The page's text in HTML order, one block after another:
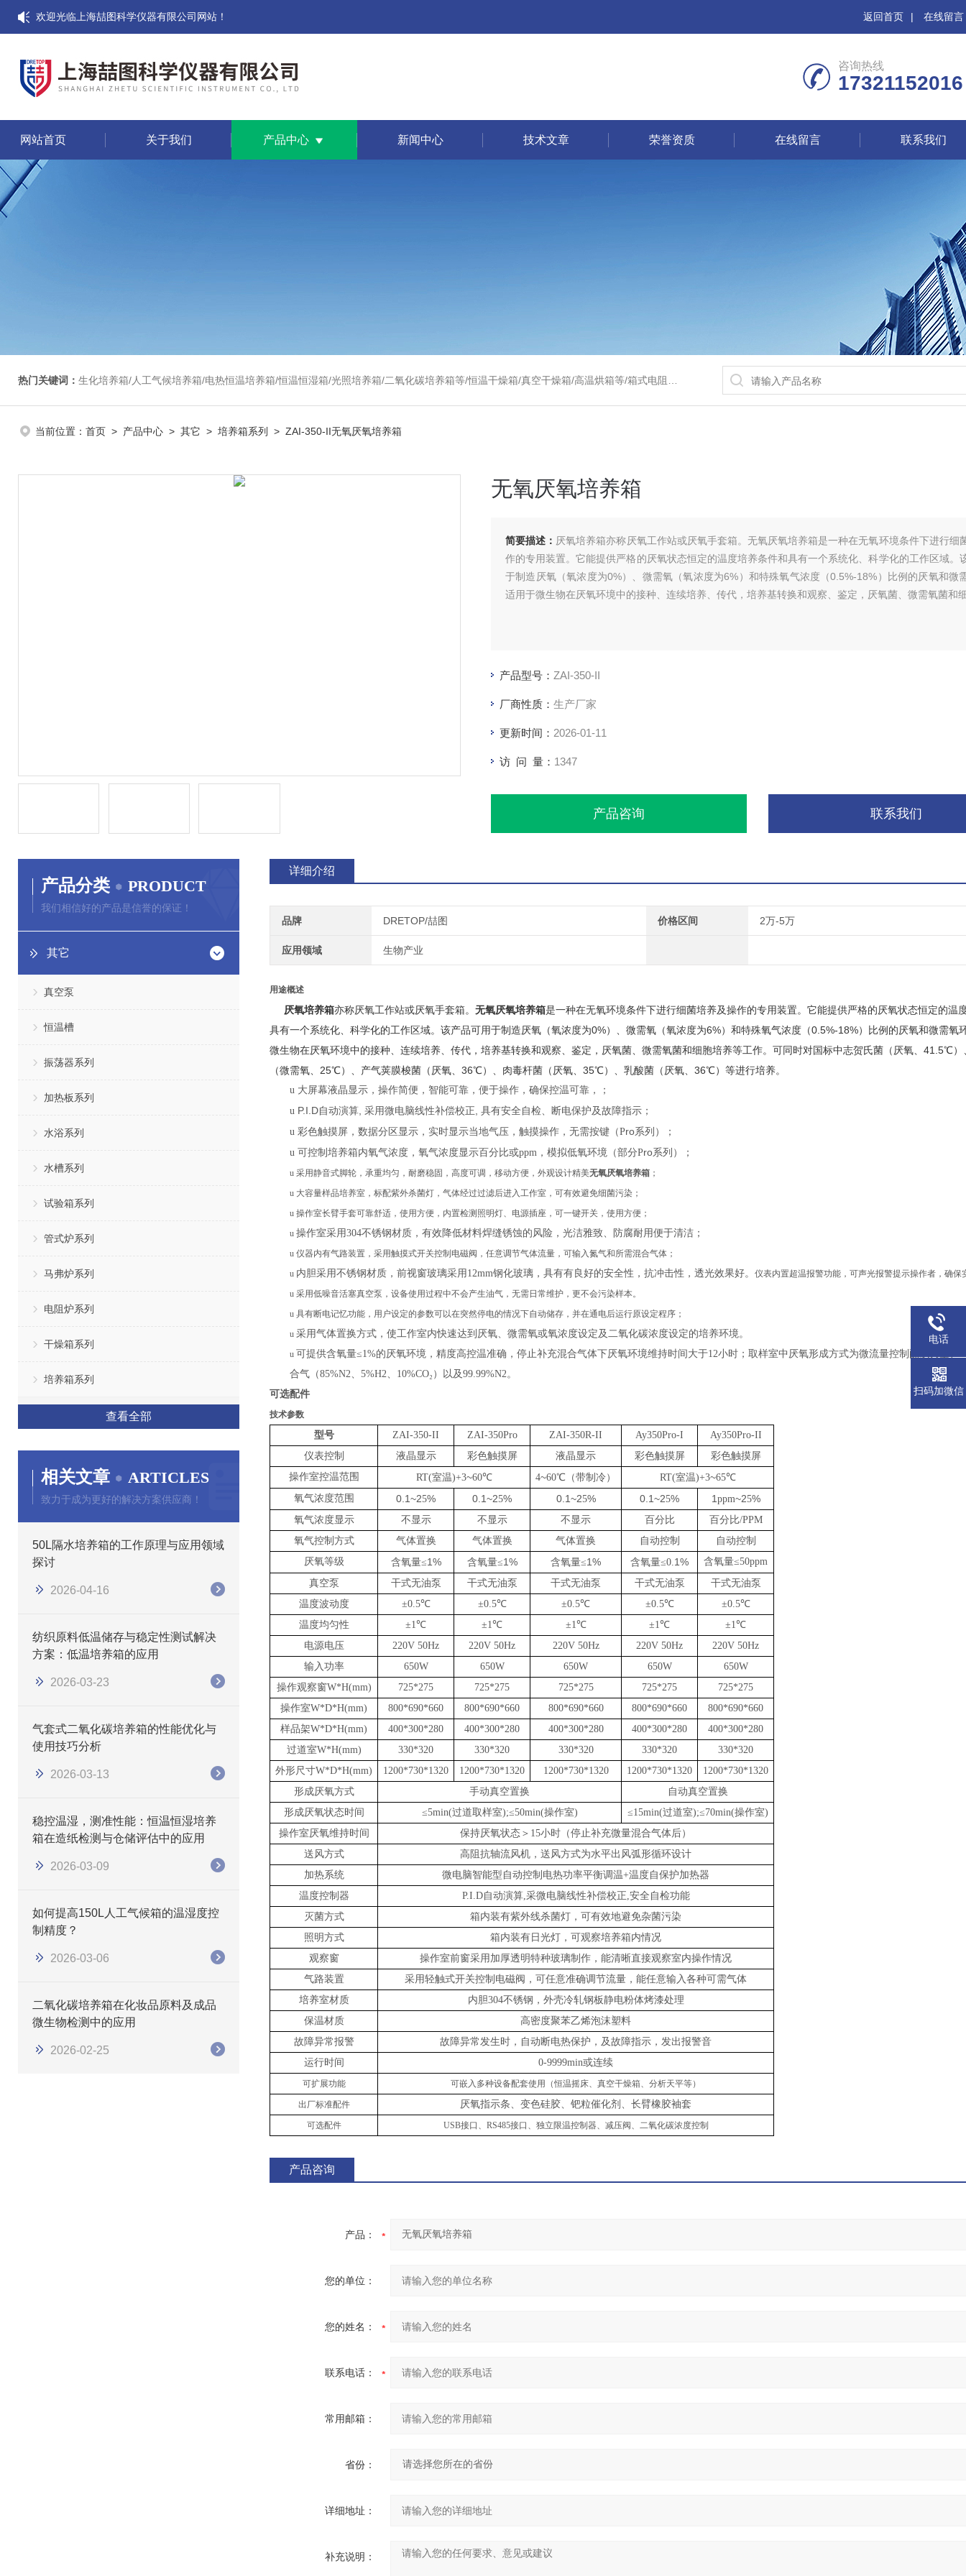
欢迎光临上海喆图科学仪器有限公司网站！ 返回首页 | 在线留言
咨询热线
17321152016
网站首页 关于我们 产品中心 新闻中心 技术文章 荣誉资质 在线留言 联系我们
热门关键词： 生化培养箱/人工气候培养箱/电热恒温培养箱/恒温恒湿箱/光照培养箱/二氧化碳培养箱等/恒温干燥箱/真空干燥箱/高温烘箱等/箱式电阻炉/陶瓷纤维马弗炉/高温马弗炉/管式炉/气氛炉/试验箱/摇床/振荡器/水槽/水浴锅等
当前位置： 首页 > 产品中心 > 其它 > 培养箱系列 > ZAI-350-II无氧厌氧培养箱
无氧厌氧培养箱
简要描述： 厌氧培养箱亦称厌氧工作站或厌氧手套箱。无氧厌氧培养箱是一种在无氧环境条件下进行细
作的专用装置。它能提供严格的厌氧状态恒定的温度培养条件和具有一个系统化、科学化的工作区域。
于制造厌氧（氧浓度为0%）、微需氧（氧浓度为6%）和特殊氧气浓度（0.5%-18%）比例的厌氧和微
适用于微生物在厌氧环境中的接种、连续培养、传代，培养基转换和观察、鉴定，厌氧菌、微需氧菌和
产品型号： ZAI-350-II
厂商性质： 生产厂家
更新时间： 2026-01-11
访 问 量： 1347
产品咨询 联系我们
产品分类 PRODUCT
我们相信好的产品是信誉的保证！
其它
真空泵
恒温槽
振荡器系列
加热板系列
水浴系列
水槽系列
试验箱系列
管式炉系列
马弗炉系列
电阻炉系列
干燥箱系列
培养箱系列
查看全部
相关文章 ARTICLES
致力于成为更好的解决方案供应商！
50L隔水培养箱的工作原理与应用领域
探讨
2026-04-16
纺织原料低温储存与稳定性测试解决
方案：低温培养箱的应用
2026-03-23
气套式二氧化碳培养箱的性能优化与
使用技巧分析
2026-03-13
稳控温湿，测准性能：恒温恒湿培养
箱在造纸检测与仓储评估中的应用
2026-03-09
如何提高150L人工气候箱的温湿度控
制精度？
2026-03-06
二氧化碳培养箱在化妆品原料及成品
微生物检测中的应用
2026-02-25
详细介绍
品牌 DRETOP/喆图 价格区间 2万-5万
应用领域 生物产业
用途概述
厌氧培养箱亦称厌氧工作站或厌氧手套箱。 无氧厌氧培养箱是一种在无氧环境条件下进行细菌培养及操作的专用装置。它能提供严格的厌氧状态恒定的温
具有一个系统化、科学化的工作区域。该产品可用于制造厌氧（氧浓度为0%）、微需氧（氧浓度为6%）和特殊氧气浓度（0.5%-18%）比例的厌氧和微需氧
微生物在厌氧环境中的接种、连续培养、传代，培养基转换和观察、鉴定，厌氧菌、微需氧菌和细胞培养等工作。可同时对国标中志贺氏菌（厌氧、41.5℃）
（微需氧、25℃）、产气荚膜梭菌（厌氧、36℃）、肉毒杆菌（厌氧、35℃）、乳酸菌（厌氧、36℃）等进行培养。
u 大屏幕液晶显示 ， 操作简便 ， 智能可靠 ， 便于操作 ， 确保控温可靠，
；
u P.I.D自动演算 采用微电脑线性补偿校正 具有安全自检、 断电保护及故障指示 ；
u 彩色触摸屏 ，数据分区显示 ，实时显示当地气压，触摸操作，无需按键 （Pro系列 ）
；
u 可控制 培养箱内氧气浓度， 氧气浓度显示百分比或ppm ， 模拟低氧环境 （部分Pro系列 ） ；
u 采用静音式脚轮，承重均匀，耐磨稳固，高度可调，移动方便，外观设计精美无氧厌氧培养箱 ；
u 大容量样品培养室 ， 标配紫外杀菌灯 ， 气体经过过滤后进入工作室 ， 可有效避免细菌污染；
u 操作室长臂手套可靠舒适，使用方便，内置检测照明灯、 电源插座，可一键开关，使用方便；
u 操作室采用304不锈钢材质，有效降低材料焊缝锈蚀的风险，光洁雅致、防腐耐用便于清洁；
u 仪器内有气路装置，采用触摸式开关控制电磁阀，任意调节气体流量，可输入氮气和所需混合气体；
u 内胆采用不锈钢材质，前视窗玻璃采用 12mm钢化玻璃，具有有良好的安全性，抗冲击性，透光效果好。 仪表内置超温报警功能，可声光报警提示操作者， 确保
u 采用低噪音活塞真空泵，设备使用过程中不会产生油气，无需日常维护，更不会污染样本。
u 具有断电记忆功能，用户设定的参数可以在突然停电的情况下自动储存，并在通电后运行原设定程序；
u 采用气体置换方式，使工作室内快速达到厌氧、微需氧或氧浓度设定及二氧化碳浓度设定的培养环境。
u 可提供含氧量≤1%的厌氧环境，精度高控温准确，停止补充混合气体下厌氧环境维持时间大于12小时； 取样室中厌氧形成方式为微流量控制配以真空、
合气（85%N2、5%H2、10%CO₂）以及99.99%N2。
可选配件
技术参数
型号 ZAI-350-II ZAI-350Pro ZAI-350R-II Ay350Pro-I Ay350Pro-II
仪表控制
液晶显示 彩色触摸屏 液晶显示 彩色触摸屏
彩色触摸屏
操作室控温范围 RT(室温)+3~60℃ 4~60℃ （带制冷） RT(室温)+3~65℃
氧气浓度范围
0.1~25% 0.1~25% 0.1~25% 0.1~25% 1 ppm~25%
氧气浓度显示 不显示 不显示 不显示 百分比 百分比/PPM
氧气控制方式
气体置换 气体置换 气体置换 自动控制
自动控制
厌氧等级
含氧量≤1% 含氧量≤1% 含氧量≤1% 含氧量≤0.1% 含氧量≤50ppm
真空泵
干式无油泵 干式无油泵 干式无油泵 干式无油泵
干式无油泵
温度波动度
±0.5℃ ±0.5℃ ±0.5℃ ±0.5℃ ±0.5℃
温度均匀性 ±1℃ ±1℃ ±1℃ ±1℃
±1℃
电源电压
220V 50Hz 220V 50Hz 220V 50Hz 220V 50Hz
220V 50Hz
输入功率
650W 650W 650W 650W
650W
操作观察窗W*H(mm) 725*275 725*275 725*275 725*275
725*275
操作室W*D*H(mm) 800*690*660 800*690*660 800*690*660 800*690*660
800*690*660
样品架W*D*H(mm) 400*300*280 400*300*280 400*300*280 400*300*280
400*300*280
过道室W*H(mm) 330*320 330*320 330*320 330*320
330*320
外形尺寸W*D*H(mm) 1200*730*1320 1200*730*1320 1200*730*1320 1200*730*1320 1200*730*1320
形成厌氧方式
手动真空置换 自动真空置换
形成厌氧状态时间
≤5min(过道取样室);≤50min(操作室) ≤15min(过道室);≤70min(操作室)
操作室厌氧维持时间 保持厌氧状态 ＞ 15小时 （停止补充微量混合气体后）
送风方式
高阻抗轴流风机，送风方式为水平出风弧形循环设计
加热系统
微电脑智能型自动控制电热功率平衡调温+温度自保护加热器
温度控制器
P.I.D自动演算,采微电脑线性补偿校正,安全自检功能
灭菌方式
箱内装有紫外线杀菌灯，可有效地避免杂菌污染
照明方式
箱内装有日光灯，可观察培养箱内情况
观察窗
操作室前窗采用加厚透明特种玻璃制作，能清晰直接观察室内操作情况
气路装置
采用轻触式开关控制电磁阀，可任意准确调节流量，能任意输入各种可需气体
培养室材质
内胆304不锈钢，外壳冷轧钢板静电粉体烤漆处理
保温材质
高密度聚苯乙烯泡沫塑料
故障异常报警
故障异常发生时，自动断电热保护，及故障指示，发出报警音
运行时间
0-9999min或连续
可扩展功能 可嵌入多种设备配套使用（恒温摇床、真空干燥箱、分析天平等）
出厂标准配件 厌氧指示条、变色硅胶、 钯粒催化剂 、长臂橡胶袖套
可选配件 USB接口、 RS485接口、 独立限温控制器、 减压阀 、二氧化碳浓度控制
产品咨询
产品：
您的单位：
您的姓名：
联系电话：
常用邮箱：
省份：
详细地址：
补充说明：
电话
扫码加微信